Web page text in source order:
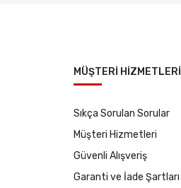
MÜŞTERİ HİZMETLERİ
Sıkça Sorulan Sorular
Müşteri Hizmetleri
Güvenli Alışveriş
Garanti ve İade Şartları